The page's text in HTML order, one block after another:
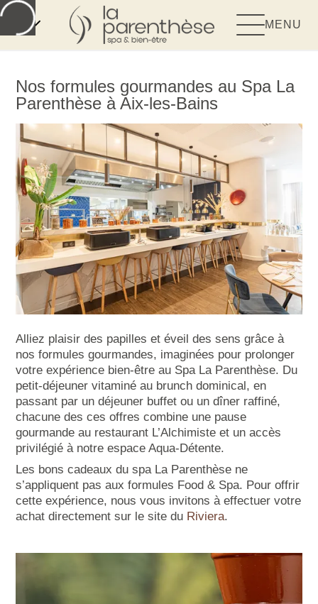
MENU
Nos formules gourmandes au Spa La
Parenthèse à Aix-les-Bains
Alliez plaisir des papilles et éveil des sens grâce à
nos formules gourmandes, imaginées pour prolonger
votre expérience bien-être au Spa La Parenthèse. Du
petit-déjeuner vitaminé au brunch dominical, en
passant par un déjeuner buffet ou un dîner raffiné,
chacune des ces offres combine une pause
gourmande au restaurant L’Alchimiste et un accès
privilégié à notre espace Aqua-Détente.
Les bons cadeaux du spa La Parenthèse ne
s’appliquent pas aux formules Food & Spa. Pour offrir
cette expérience, nous vous invitons à effectuer votre
achat directement sur le site du Riviera.